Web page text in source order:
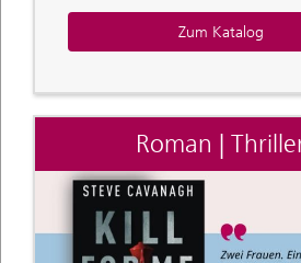
Zum Katalog
Roman |